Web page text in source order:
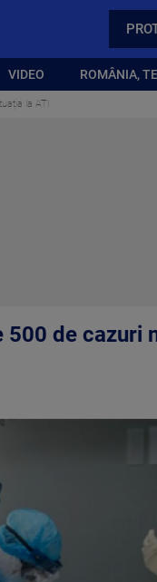
VIDEO ROMÂNIA,
la ATI
de cazuri